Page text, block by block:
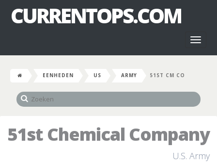
CURRENTOPS.COM
EENHEDEN US ARMY 51ST CM CO
51st Chemical Company
U.S. Army